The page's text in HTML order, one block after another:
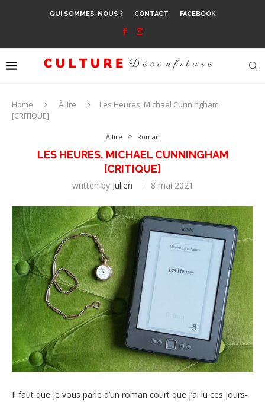
QUI SOMMES-NOUS ? CONTACT FACEBOOK
Home À lire
Les Heures, Michael Cunningham
[CRITIQUE]
À lire Roman
LES HEURES, MICHAEL CUNNINGHAM
[CRITIQUE]
written by Julien 8 mai 2021
Il faut que je vous parle d’un roman court que j’ai lu ces jours-